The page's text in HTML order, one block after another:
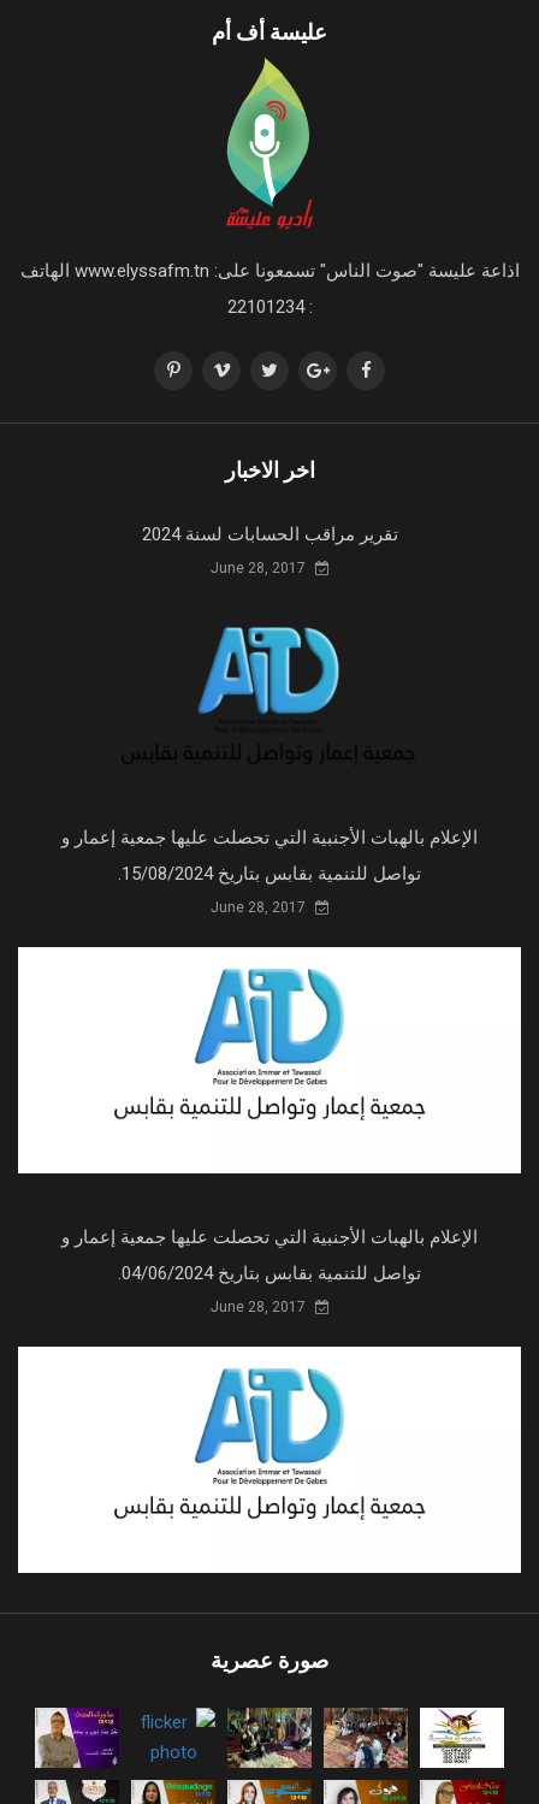
عليسة أف أم
اذاعة عليسة "صوت الناس" تسمعونا على: www.elyssafm.tn الهاتف
: 22101234
اخر الاخبار
تقرير مراقب الحسابات لسنة 2024
الإعلام بالهبات الأجنبية التي تحصلت عليها جمعية إعمار و
تواصل للتنمية بقابس بتاريخ 15/08/2024.
الإعلام بالهبات الأجنبية التي تحصلت عليها جمعية إعمار و
تواصل للتنمية بقابس بتاريخ 04/06/2024.
صورة عصرية